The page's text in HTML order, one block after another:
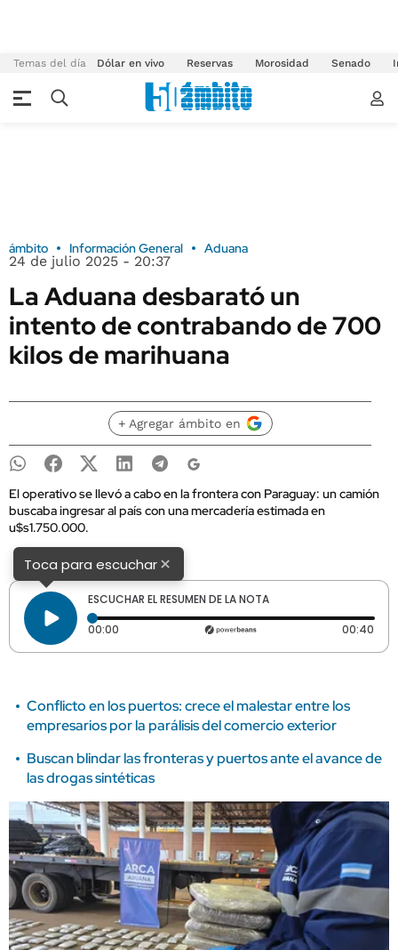
Temas del día Dólar en vivo Reservas Morosidad Senado
ámbito Información General Aduana
24 de julio 2025 - 20:37
La Aduana desbarató un
intento de contrabando de 700
kilos de marihuana
+ Agregar ámbito en
El operativo se llevó a cabo en la frontera con Paraguay: un camión
buscaba ingresar al país con una mercadería estimada en
u$s1.750.000.
Toca para escuchar×
ESCUCHAR EL RESUMEN DE LA NOTA
00:00 Tiempo transcurrido: 0 segundos 00:40
Conflicto en los puertos: crece el malestar entre los
empresarios por la parálisis del comercio exterior
Buscan blindar las fronteras y puertos ante el avance de
las drogas sintéticas